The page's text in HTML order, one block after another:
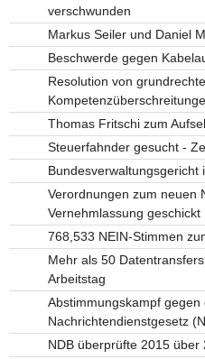
verschwunden
Markus Seiler und Daniel
Beschwerde gegen
Resolution von
Thomas Fritschi zum
Steuerfahnder gesucht -
Bundesverwaltungsgericht
Verordnungen zum neuen
Vernehmlassung geschickt
768,533 NEIN-Stimmen
Mehr als 50
Arbeitstag
Abstimmungskampf gegen
Nachrichtendienstgesetz
NDB überprüfte 2015 über